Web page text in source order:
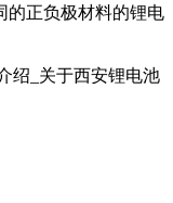
的正负极材料的锂电